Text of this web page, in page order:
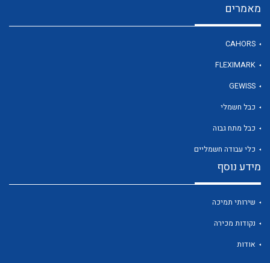
מאמרים
CAHORS
FLEXIMARK
GEWISS
כבל חשמלי
כבל מתח גבוה
כלי עבודה חשמליים
מידע נוסף
שירותי תמיכה
נקודות מכירה
אודות